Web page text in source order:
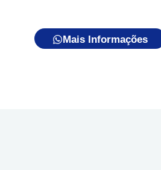
Mais Informações